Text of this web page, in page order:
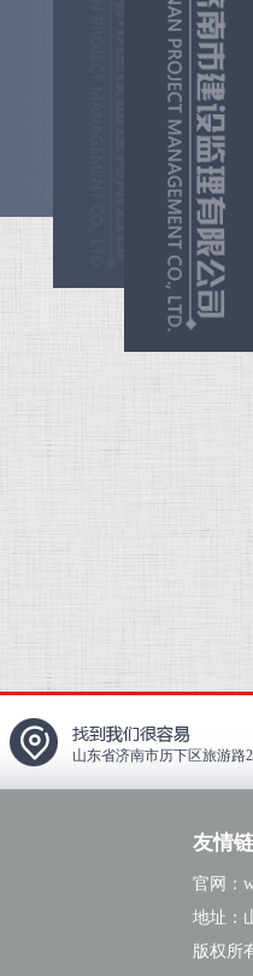
山东省济南市历下区旅游路
友情
官网：
地址：
版权所